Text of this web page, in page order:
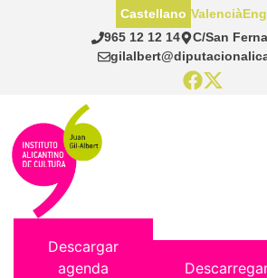
965 12 12 14
C/San
Castellano Valencià
Descargar
agenda